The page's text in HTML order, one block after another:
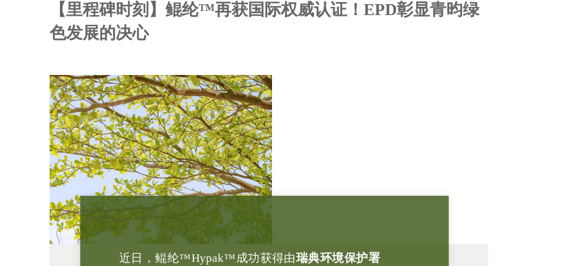
【里程碑时刻】鲲纶™再获国际权威认证！EPD彰显青昀绿
色发展的决心
近日，鲲纶™Hypak™ 成功获得由瑞典环境保护署